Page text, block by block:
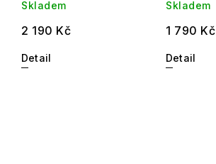
Skladem
2 190 Kč
Detail
Skladem
1 790 Kč
Detail